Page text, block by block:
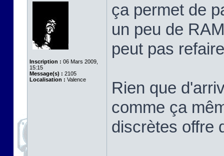
Inscription : 06 Mars 2009,
15:15
Message(s) : 2105
Localisation : Valence
ça permet de
un peu de
peut pas
Rien que
comme ça
discrètes offre